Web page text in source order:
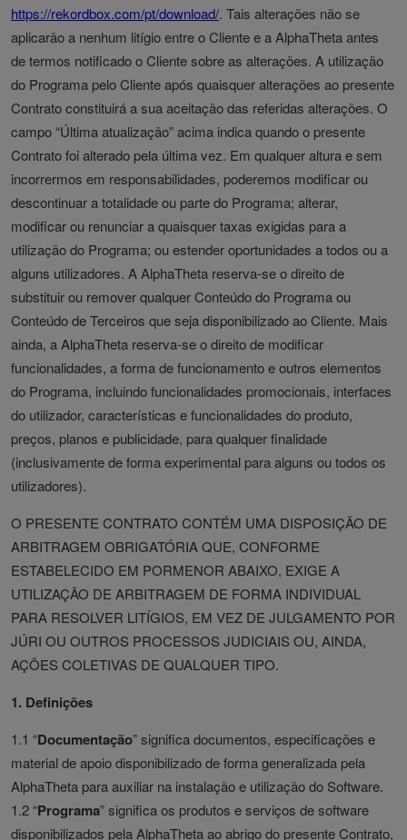
https://rekordbox.com/pt/download/. Tais alterações não se
aplicarão a nenhum litígio entre o Cliente e a AlphaTheta antes
de termos notificado o Cliente sobre as alterações. A utilização
do Programa pelo Cliente após quaisquer alterações ao presente
Contrato constituirá a sua aceitação das referidas alterações. O
campo “Última atualização” acima indica quando o presente
Contrato foi alterado pela última vez. Em qualquer altura e sem
incorrermos em responsabilidades, poderemos modificar ou
descontinuar a totalidade ou parte do Programa; alterar,
modificar ou renunciar a quaisquer taxas exigidas para a
utilização do Programa; ou estender oportunidades a todos ou a
alguns utilizadores. A AlphaTheta reserva-se o direito de
substituir ou remover qualquer Conteúdo do Programa ou
Conteúdo de Terceiros que seja disponibilizado ao Cliente. Mais
ainda, a AlphaTheta reserva-se o direito de modificar
funcionalidades, a forma de funcionamento e outros elementos
do Programa, incluindo funcionalidades promocionais, interfaces
do utilizador, características e funcionalidades do produto,
preços, planos e publicidade, para qualquer finalidade
(inclusivamente de forma experimental para alguns ou todos os
utilizadores).
O PRESENTE CONTRATO CONTÉM UMA DISPOSIÇÃO DE
ARBITRAGEM OBRIGATÓRIA QUE, CONFORME
ESTABELECIDO EM PORMENOR ABAIXO, EXIGE A
UTILIZAÇÃO DE ARBITRAGEM DE FORMA INDIVIDUAL
PARA RESOLVER LITÍGIOS, EM VEZ DE JULGAMENTO POR
JÚRI OU OUTROS PROCESSOS JUDICIAIS OU, AINDA,
AÇÕES COLETIVAS DE QUALQUER TIPO.
1. Definições
1.1 “Documentação” significa documentos, especificações e
material de apoio disponibilizado de forma generalizada pela
AlphaTheta para auxiliar na instalação e utilização do Software.
1.2 “Programa” significa os produtos e serviços de software
disponibilizados pela AlphaTheta ao abrigo do presente Contrato,